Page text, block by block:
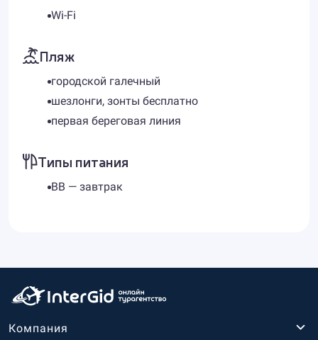
Wi-Fi
Пляж
городской галечный
шезлонги, зонты бесплатно
первая береговая линия
Типы питания
BB — завтрак
Компания